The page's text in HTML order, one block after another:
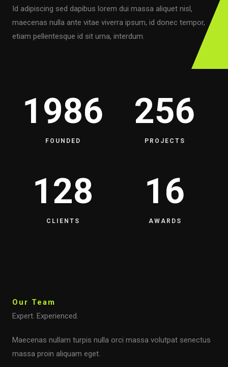
Id adipiscing sed dapibus lorem dui massa aliquet nisl,
maecenas nulla ante vitae viverra ipsum, id donec tempor,
etiam pellentesque id sit urna, interdum.
1986
FOUNDED
256
PROJECTS
128
CLIENTS
16
AWARDS
Our Team
Expert. Experienced.
Maecenas nullam turpis nulla orci massa volutpat senectus
massa proin aliquam eget.